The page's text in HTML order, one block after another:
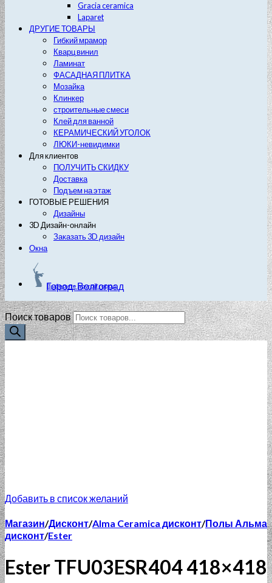
Gracia ceramica
Laparet
ДРУГИЕ ТОВАРЫ
Гибкий мрамор
Кварц винил
Ламинат
ФАСАДНАЯ ПЛИТКА
Мозайка
Клинкер
строительные смеси
Клей для ванной
КЕРАМИЧЕСКИЙ УГОЛОК
ЛЮКИ-невидимки
Для клиентов
ПОЛУЧИТЬ СКИДКУ
Доставка
Подъем на этаж
ГОТОВЫЕ РЕШЕНИЯ
Дизайны
3D Дизайн-онлайн
Заказать 3D дизайн
Окна
Город: Волгоград
Выберите другой город
Поиск товаров
Добавить в список желаний
Магазин/Дисконт/Alma Ceramica дисконт/Полы Альма
дисконт/Ester
Ester TFU03ESR404 418×418